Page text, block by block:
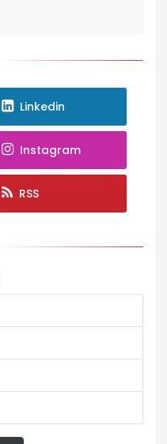
Linkedin
Instagram
RSS